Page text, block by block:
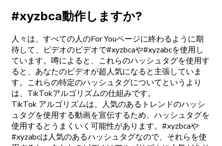
#xyzbca動作しますか?
人々は、すべての人のFor Youページに終わるように期
待して、ビデオのビデオで#xyzbcaや#xyzabcを使用し
ています。噂によると、これらのハッシュタグを使用す
ると、あなたのビデオが超人気になると主張していま
す。これらの特定のハッシュタグについてというより
は、TikTokアルゴリズムの仕組みです。
TikTok アルゴリズムは、人気のあるトレンドのハッシ
ュタグを使用する動画を宣伝するため、ハッシュタグを
使用するとうまくいく可能性があります。#xyzbcaや
#xyzabcは人気のあるハッシュタグなので、それらを使